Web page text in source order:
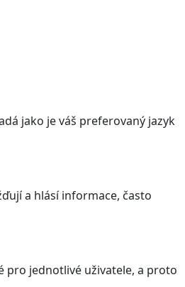
jako je váš preferovaný jazyk
a hlásí informace, často
pro jednotlivé uživatele, a proto